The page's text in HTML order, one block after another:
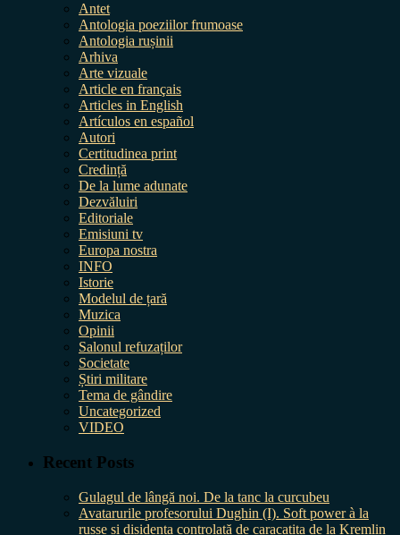
Antet
Antologia poeziilor frumoase
Antologia rușinii
Arhiva
Arte vizuale
Article en français
Articles in English
Artículos en español
Autori
Certitudinea print
Credință
De la lume adunate
Dezvăluiri
Editoriale
Emisiuni tv
Europa nostra
INFO
Istorie
Modelul de țară
Muzica
Opinii
Salonul refuzaților
Societate
Știri militare
Tema de gândire
Uncategorized
VIDEO
Recent Posts
Gulagul de lângă noi. De la tanc la curcubeu
Avatarurile profesorului Dughin (I). Soft power à la
russe și disidența controlată de caracatița de la Kremlin